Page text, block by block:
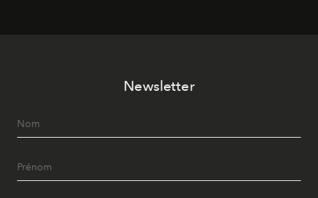
Newsletter